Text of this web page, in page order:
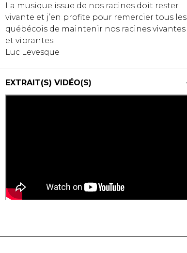
La musique issue de nos racines doit rester
vivante et j’en profite pour remercier tous les
québécois de maintenir nos racines vivantes
et vibrantes.
Luc Levesque
EXTRAIT(S) VIDÉO(S)